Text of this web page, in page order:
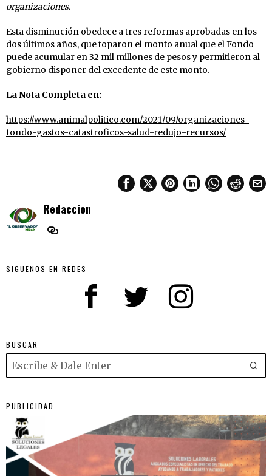
organizaciones.
Esta disminución obedece a tres reformas aprobadas en los
dos últimos años, que toparon el monto anual que el Fondo
puede acumular en 32 mil millones de pesos y permitieron al
gobierno disponer del excedente de este monto.
LaNota Completa en:
https://www.animalpolitico.com/2021/09/organizaciones-
fondo-gastos-catastroficos-salud-redujo-recursos/
Redaccion
SIGUENOS EN REDES
BUSCAR
PUBLICIDAD